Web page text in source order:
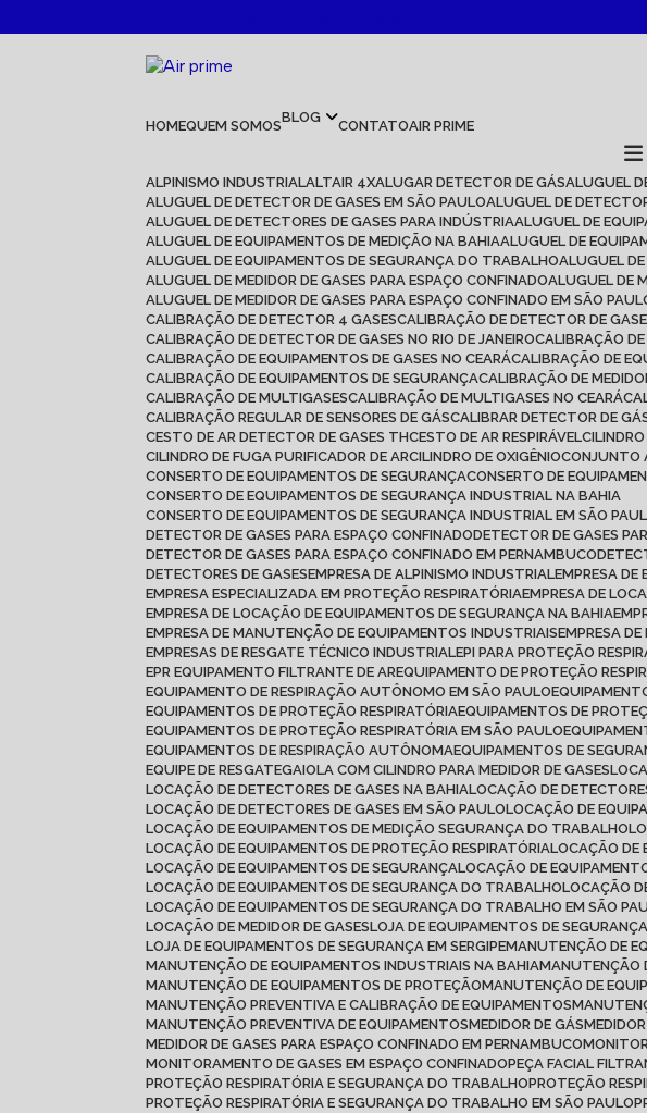
HOME QUEM SOMOS BLOG CONTATO AIR PRIME
ALPINISMO INDUSTRIAL ALTAIR 4X ALUGAR DETECTOR DE GÁS ALUGUEL
ALUGUEL DE DETECTOR DE GASES EM SÃO PAULO ALUGUEL DE
ALUGUEL DE DETECTORES DE GASES PARA INDÚSTRIA ALUGUEL DE
ALUGUEL DE EQUIPAMENTOS DE MEDIÇÃO NA BAHIA ALUGUEL DE
ALUGUEL DE EQUIPAMENTOS DE SEGURANÇA DO TRABALHO ALUGUEL
ALUGUEL DE MEDIDOR DE GASES PARA ESPAÇO CONFINADO ALUGUEL DE
ALUGUEL DE MEDIDOR DE GASES PARA ESPAÇO CONFINADO EM SÃO
CALIBRAÇÃO DE DETECTOR 4 GASES CALIBRAÇÃO DE DETECTOR DE
CALIBRAÇÃO DE DETECTOR DE GASES NO RIO DE JANEIRO CALIBRAÇÃO
CALIBRAÇÃO DE EQUIPAMENTOS DE GASES NO CEARÁ CALIBRAÇÃO DE
CALIBRAÇÃO DE EQUIPAMENTOS DE SEGURANÇA CALIBRAÇÃO DE
CALIBRAÇÃO DE MULTIGASES CALIBRAÇÃO DE MULTIGASES NO CEARÁ
CALIBRAÇÃO REGULAR DE SENSORES DE GÁS CALIBRAR DETECTOR DE
CESTO DE AR DETECTOR DE GASES TH CESTO DE AR RESPIRÁVEL
CILINDRO DE FUGA PURIFICADOR DE AR CILINDRO DE OXIGÊNIO
CONSERTO DE EQUIPAMENTOS DE SEGURANÇA CONSERTO DE
CONSERTO DE EQUIPAMENTOS DE SEGURANÇA INDUSTRIAL NA BAHIA
CONSERTO DE EQUIPAMENTOS DE SEGURANÇA INDUSTRIAL EM SÃO
DETECTOR DE GASES PARA ESPAÇO CONFINADO DETECTOR DE GASES
DETECTOR DE GASES PARA ESPAÇO CONFINADO EM PERNAMBUCO
DETECTORES DE GASES EMPRESA DE ALPINISMO INDUSTRIAL EMPRESA
EMPRESA ESPECIALIZADA EM PROTEÇÃO RESPIRATÓRIA EMPRESA DE
EMPRESA DE LOCAÇÃO DE EQUIPAMENTOS DE SEGURANÇA NA BAHIA
EMPRESA DE MANUTENÇÃO DE EQUIPAMENTOS INDUSTRIAIS EMPRESA
EMPRESAS DE RESGATE TÉCNICO INDUSTRIAL EPI PARA PROTEÇÃO
EPR EQUIPAMENTO FILTRANTE DE AR EQUIPAMENTO DE PROTEÇÃO
EQUIPAMENTO DE RESPIRAÇÃO AUTÔNOMO EM SÃO PAULO
EQUIPAMENTOS DE PROTEÇÃO RESPIRATÓRIA EQUIPAMENTOS DE
EQUIPAMENTOS DE PROTEÇÃO RESPIRATÓRIA EM SÃO PAULO
EQUIPAMENTOS DE RESPIRAÇÃO AUTÔNOMA EQUIPAMENTOS DE
EQUIPE DE RESGATE
GAIOLA COM CILINDRO PARA MEDIDOR DE GASES
LOCAÇÃO DE DETECTORES DE GASES NA BAHIA LOCAÇÃO DE
LOCAÇÃO DE DETECTORES DE GASES EM SÃO PAULO LOCAÇÃO DE
LOCAÇÃO DE EQUIPAMENTOS DE MEDIÇÃO SEGURANÇA DO TRABALHO
LOCAÇÃO DE EQUIPAMENTOS DE PROTEÇÃO RESPIRATÓRIA LOCAÇÃO
LOCAÇÃO DE EQUIPAMENTOS DE SEGURANÇA LOCAÇÃO DE
LOCAÇÃO DE EQUIPAMENTOS DE SEGURANÇA DO TRABALHO LOCAÇÃO
LOCAÇÃO DE EQUIPAMENTOS DE SEGURANÇA DO TRABALHO EM SÃO
LOCAÇÃO DE MEDIDOR DE GASES LOJA DE EQUIPAMENTOS DE
LOJA DE EQUIPAMENTOS DE SEGURANÇA EM SERGIPE
MANUTENÇÃO DE
MANUTENÇÃO DE EQUIPAMENTOS INDUSTRIAIS NA BAHIA
MANUTENÇÃO DE EQUIPAMENTOS DE PROTEÇÃO
MANUTENÇÃO DE
MANUTENÇÃO PREVENTIVA E CALIBRAÇÃO DE EQUIPAMENTOS
MANUTENÇÃO PREVENTIVA DE EQUIPAMENTOS
MEDIDOR DE GÁS
MEDIDOR DE GASES PARA ESPAÇO CONFINADO EM PERNAMBUCO
MONITORAMENTO DE GASES EM ESPAÇO CONFINADO PEÇA FACIAL
PROTEÇÃO RESPIRATÓRIA E SEGURANÇA DO TRABALHO PROTEÇÃO
PROTEÇÃO RESPIRATÓRIA E SEGURANÇA DO TRABALHO EM SÃO PAULO